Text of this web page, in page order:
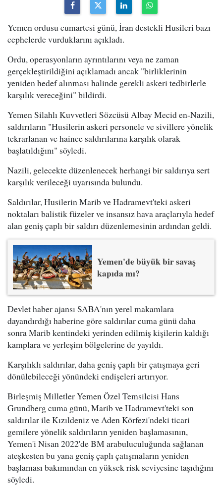
Yemen ordusu cumartesi günü, İran destekli Husileri bazı
cephelerde vurduklarını açıkladı.
Ordu, operasyonların ayrıntılarını veya ne zaman
gerçekleştirildiğini açıklamadı ancak "birliklerinin
yeniden hedef alınması halinde gerekli askeri tedbirlerle
karşılık vereceğini" bildirdi.
Yemen Silahlı Kuvvetleri Sözcüsü Albay Mecid en-Nazili,
saldırıların "Husilerin askeri personele ve sivillere yönelik
tekrarlanan ve haince saldırılarına karşılık olarak
başlatıldığını" söyledi.
Nazili, gelecekte düzenlenecek herhangi bir saldırıya sert
karşılık verileceği uyarısında bulundu.
Saldırılar, Husilerin Marib ve Hadramevt'teki askeri
noktaları balistik füzeler ve insansız hava araçlarıyla hedef
alan geniş çaplı bir saldırı düzenlemesinin ardından geldi.
Yemen'de büyük bir savaş
kapıda mı?
Devlet haber ajansı SABA'nın yerel makamlara
dayandırdığı haberine göre saldırılar cuma günü daha
sonra Marib kentindeki yerinden edilmiş kişilerin kaldığı
kamplara ve yerleşim bölgelerine de yayıldı.
Karşılıklı saldırılar, daha geniş çaplı bir çatışmaya geri
dönülebileceği yönündeki endişeleri artırıyor.
Birleşmiş Milletler Yemen Özel Temsilcisi Hans
Grundberg cuma günü, Marib ve Hadramevt'teki son
saldırılar ile Kızıldeniz ve Aden Körfezi'ndeki ticari
gemilere yönelik saldırıların yeniden başlamasının,
Yemen'i Nisan 2022'de BM arabuluculuğunda sağlanan
ateşkesten bu yana geniş çaplı çatışmaların yeniden
başlaması bakımından en yüksek risk seviyesine taşıdığını
söyledi.